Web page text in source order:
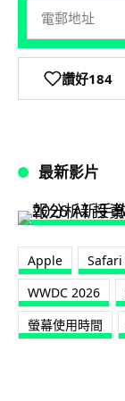
讚好184
最新影片
Apple Safari
WWDC 2026
螢幕使用時間